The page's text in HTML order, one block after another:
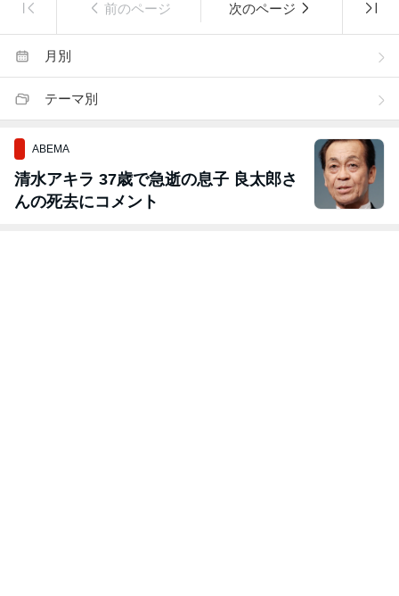
前のページ 次のページ
月別
テーマ別
ABEMA
清水アキラ 37歳で急逝の息子 良太郎さ
んの死去にコメント